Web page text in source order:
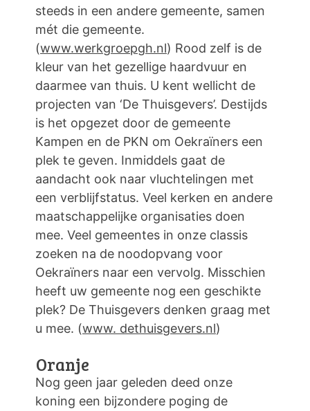
steeds in een andere gemeente, samen
mét die gemeente.
(www.werkgroepgh.nl) Rood zelf is de
kleur van het gezellige haardvuur en
daarmee van thuis. U kent wellicht de
projecten van ‘De Thuisgevers’. Destijds
is het opgezet door de gemeente
Kampen en de PKN om Oekraïners een
plek te geven. Inmiddels gaat de
aandacht ook naar vluchtelingen met
een verblijfstatus. Veel kerken en andere
maatschappelijke organisaties doen
mee. Veel gemeentes in onze classis
zoeken na de noodopvang voor
Oekraïners naar een vervolg. Misschien
heeft uw gemeente nog een geschikte
plek? De Thuisgevers denken graag met
u mee. (www. dethuisgevers.nl)
Oranje
Nog geen jaar geleden deed onze
koning een bijzondere poging de